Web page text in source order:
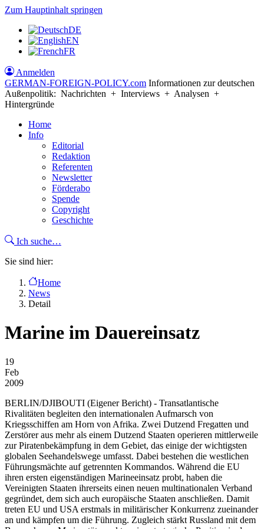
Zum Hauptinhalt springen
DE
EN
FR
Anmelden
GERMAN-FOREIGN-POLICY.com Informationen zur deutschen
Außenpolitik: Nachrichten + Interviews + Analysen +
Hintergründe
Home
Info
Editorial
Redaktion
Referenten
Newsletter
Förderabo
Spende
Copyright
Geschichte
Ich suche…
Sie sind hier:
Home
News
Detail
Marine im Dauereinsatz
19
Feb
2009
BERLIN/DJIBOUTI (Eigener Bericht) - Transatlantische
Rivalitäten begleiten den internationalen Aufmarsch von
Kriegsschiffen am Horn von Afrika. Zwei Dutzend Fregatten und
Zerstörer aus mehr als einem Dutzend Staaten operieren mittlerweile
zur Piratenbekämpfung in dem Gebiet, das einige der wichtigsten
globalen Seehandelswege umfasst. Dabei bestehen die westlichen
Führungsmächte auf getrennten Kommandos. Während die EU
ihren ersten eigenständigen Marineeinsatz probt, haben die
Vereinigten Staaten ihrerseits einen neuen multinationalen Verband
gegründet, dem sich auch europäische Staaten anschließen. Damit
treten EU und USA erstmals in militärischer Konkurrenz zueinander
an und kämpfen um die Führung. Zugleich stärkt Russland mit dem